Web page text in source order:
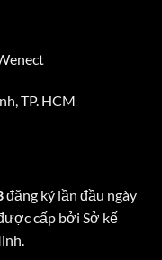
TP. HCM
đăng ký lần đầu ngày
cấp bởi Sở kế